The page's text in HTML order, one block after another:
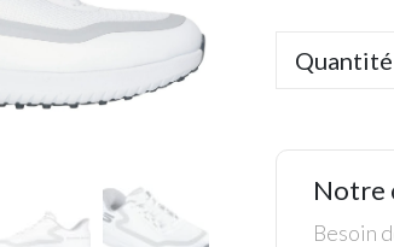
Quantité
Notre
Besoin